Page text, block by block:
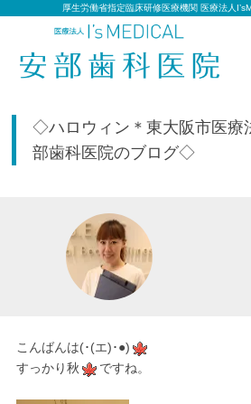
厚生労働省指定臨床研修医療機関 医療法人
◇ハロウィン＊東大阪市医療
部歯科医院のブログ◇
こんばんは(･(エ)･●)
すっかり秋
ですね。